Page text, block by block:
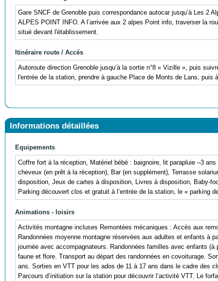
Gare SNCF de Grenoble puis correspondance autocar jusqu’à Les 2
ALPES POINT INFO. A l’arrivée aux 2 alpes Point info, traverser la
situé devant l'établissement.
Itinéraire route / Accés
Autoroute direction Grenoble jusqu’à la sortie n°8 « Vizille », puis
l'entrée de la station, prendre à gauche Place de Monts de Lans,
Informations détaillées
Equipements
Coffre fort à la réception, Matériel bébé : baignoire, lit parapluie –3
cheveux (en prêt à la réception), Bar (en supplément), Terrasse
disposition, Jeux de cartes à disposition, Livres à disposition, Baby-
Parking découvert clos et gratuit à l’entrée de la station, le « parking
Animations - loisirs
Activités montagne incluses Remontées mécaniques : Accès aux
Randonnées moyenne montagne réservées aux adultes et enfants à
journée avec accompagnateurs. Randonnées familles avec enfants
faune et flore. Transport au départ des randonnées en covoiturage.
ans. Sorties en VTT pour les ados de 11 à 17 ans dans le cadre des
Parcours d’initiation sur la station pour découvrir l’activité VTT. Le